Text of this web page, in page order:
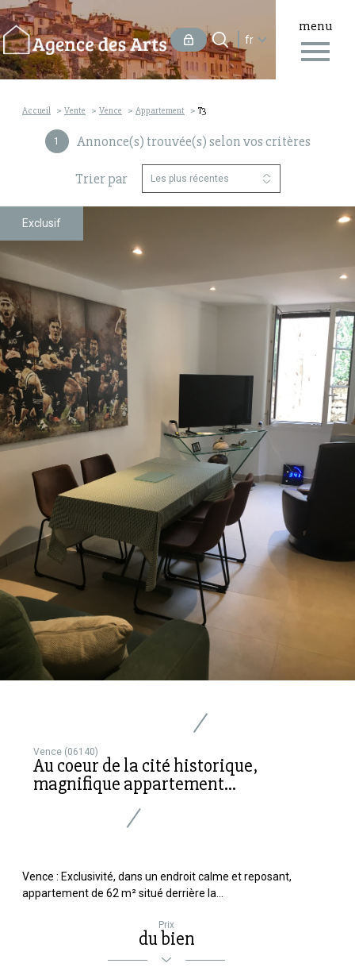
menu
fr
Accueil
Langue
fr
Accueil Vente Vence Appartement T3
1 Annonce(s) trouvée(s) selon vos critères
Trier par Les plus récentes
Exclusif
Vence (06140)
Au coeur de la cité historique,
magnifique appartement...
Vence : Exclusivité, dans un endroit calme et reposant,
appartement de 62 m² situé derrière la...
Prix
du bien